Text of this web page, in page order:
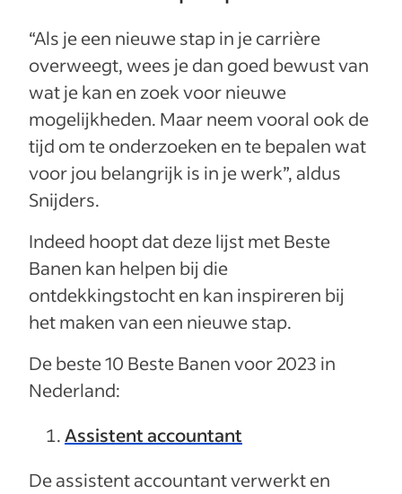
“Als je een nieuwe stap in je carrière
overweegt, wees je dan goed bewust van
wat je kan en zoek voor nieuwe
mogelijkheden. Maar neem vooral ook de
tijd om te onderzoeken en te bepalen wat
voor jou belangrijk is in je werk”, aldus
Snijders.
Indeed hoopt dat deze lijst met Beste
Banen kan helpen bij die
ontdekkingstocht en kan inspireren bij
het maken van een nieuwe stap.
De beste 10 Beste Banen voor 2023 in
Nederland:
Assistent accountant
De assistent accountant verwerkt en